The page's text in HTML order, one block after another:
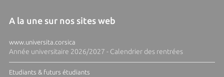
A la une sur nos sites web
www.universita.corsica
Année universitaire 2026/2027 - Calendrier des rentrées
Etudiants & futurs étudiants